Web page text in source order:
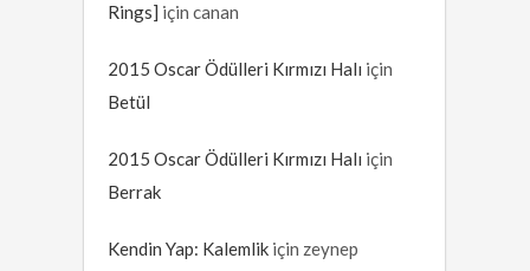
Rings] içincanan
2015 Oscar Ödülleri Kırmızı Halı için
Betül
2015 Oscar Ödülleri Kırmızı Halı için
Berrak
Kendin Yap: Kalemlik için zeynep